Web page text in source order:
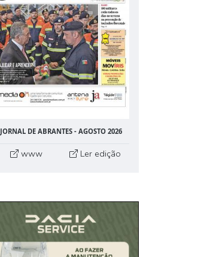
JORNAL DE ABRANTES - AGOSTO 2026
www Ler edição